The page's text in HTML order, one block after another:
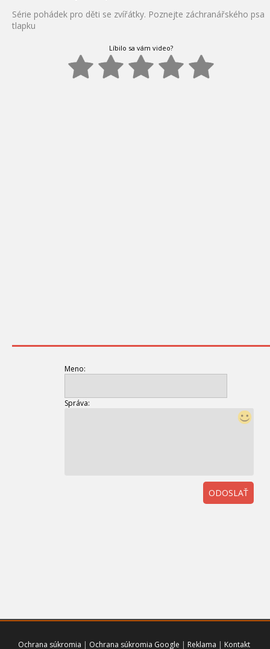
Série pohádek pro děti se zvířátky. Poznejte záchranářského psa
tlapku
Líbilo sa vám video?
Meno:
Správa:
ODOSLAŤ
Ochrana súkromia | Ochrana súkromia Google | Reklama | Kontakt